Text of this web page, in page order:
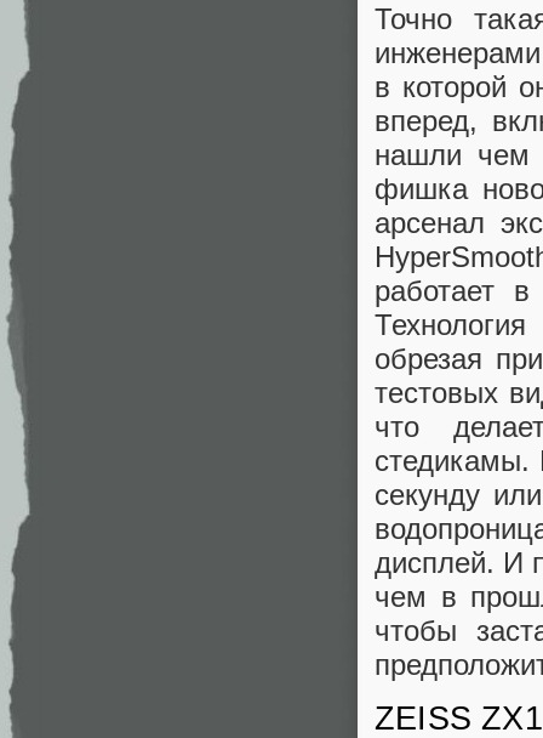
Точно
в которой
вперед,
нашли чем
фишка
арсенал
работает
обрезая
тестовых
что
стедикамы.
секунду
дисплей. И
чем в
чтобы
ZEISS ZX1